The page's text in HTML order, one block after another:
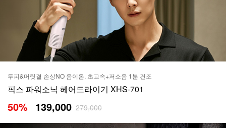
두피&머릿결 손상NO 음이온, 초고속+저소음 1분 건조
픽스 파워소닉 헤어드라이기 XHS-701
50% 139,000 279,000